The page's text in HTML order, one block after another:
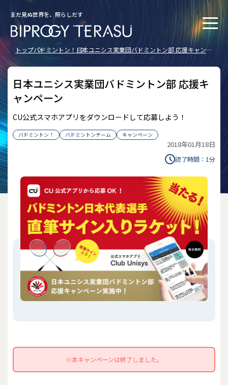
まだ見ぬ世界を、照らしだす
トップバドミントン！ 日本ユニシス実業団バドミントン部 応援キャンペ
日本ユニシス実業団バドミントン部 応援キ
ャンペーン
CU公式スマホアプリをダウンロードして応募しよう！
バドミントン！ バドミントンチーム キャンペーン
2018年01月18日
読了時間： 1分
※本キャンペーンは終了しました。